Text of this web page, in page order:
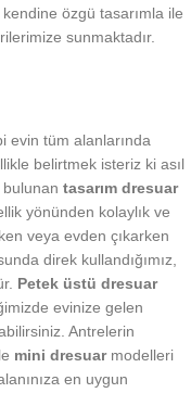
özgü tasarımla ile
sunmaktadır.
evin tüm alanlarında
belirtmek isteriz ki asıl
bulunan tasarım dresuar
yönünden kolaylık ve
veya evden çıkarken
direk kullandığımız,
Petek üstü dresuar
evinize gelen
Antrelerin
mini dresuarmodelleri
en uygun